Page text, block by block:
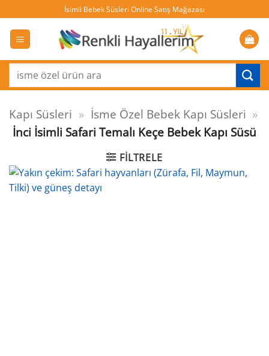
atla
İsimli Bebek Süsleri Online Satış Mağazası
Ara:
Kapı Süsleri » İsme Özel Bebek Kapı Süsleri »
İnci İsimli Safari Temalı Keçe Bebek Kapı Süsü
FILTRELE